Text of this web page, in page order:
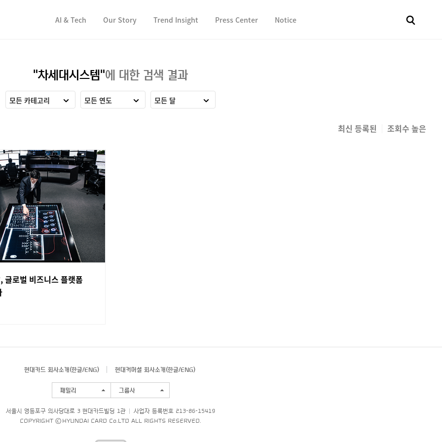
AI & Tech Our Story Trend Insight Press Center Notice
"차세대시스템"에 대한 검색 결과
모든 카테고리 모든 연도 모든 달
최신 등록된 조회수 높은
글로벌 비즈니스 플랫폼
현대카드 회사소개(한글/ENG) 현대커머셜 회사소개(한글/ENG)
패밀리 그룹사
서울시 영등포구 의사당대로 3 현대카드빌딩 1관
사업자 등록번호 213-86-15419
COPYRIGHT © HYUNDAI CARD Co.LTD ALL RIGHTS RESERVED.